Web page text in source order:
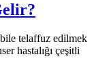
telaffuz edilmek
hastalığı çeşitli